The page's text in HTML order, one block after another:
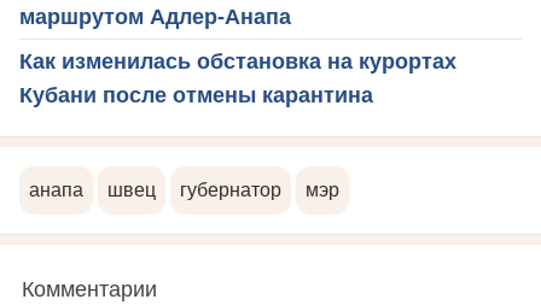
маршрутом Адлер-Анапа
Как изменилась обстановка на курортах
Кубани после отмены карантина
анапа швец губернатор мэр
Комментарии